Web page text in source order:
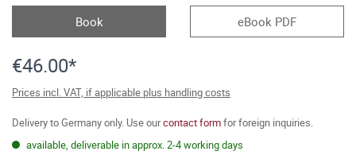
Book eBook PDF
€46.00*
Prices incl. VAT, if applicable plus handling costs
Delivery to Germany only. Use ourcontact formfor foreign inquiries.
available, deliverable in approx. 2-4 working days